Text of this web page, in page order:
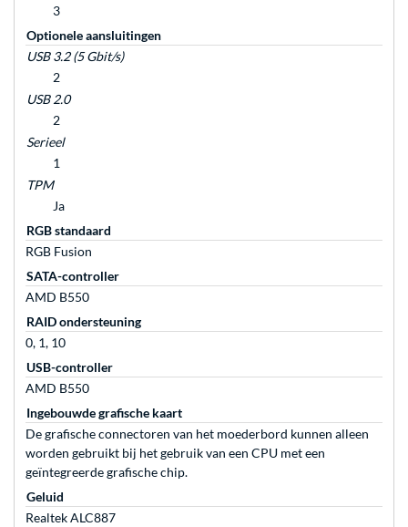
3
Optionele aansluitingen
USB 3.2 (5 Gbit/s)
2
USB 2.0
2
Serieel
1
TPM
Ja
RGB standaard
RGB Fusion
SATA-controller
AMD B550
RAID ondersteuning
0, 1, 10
USB-controller
AMD B550
Ingebouwde grafische kaart
De grafische connectoren van het moederbord kunnen alleen
worden gebruikt bij het gebruik van een CPU met een
geïntegreerde grafische chip.
Geluid
Realtek ALC887